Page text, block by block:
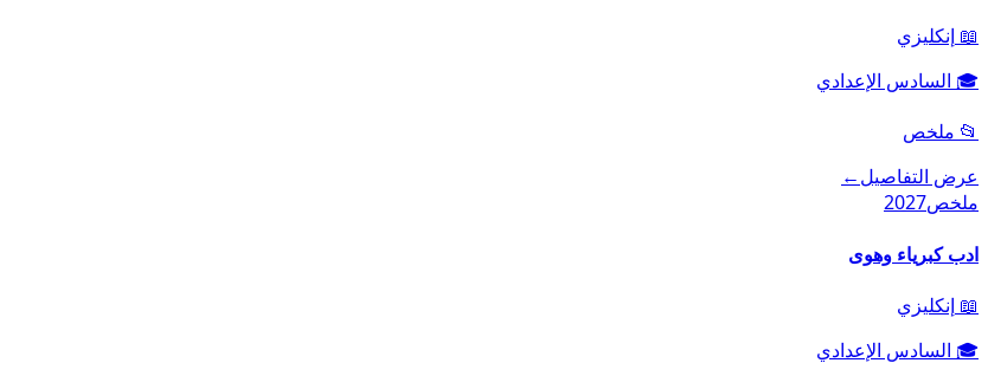
📖 إنكليزي
🎓 السادس الإعدادي
📂 ملخص
عرض التفاصيل←
ملخص2027
ادب كبرياء وهوى
📖 إنكليزي
🎓 السادس الإعدادي